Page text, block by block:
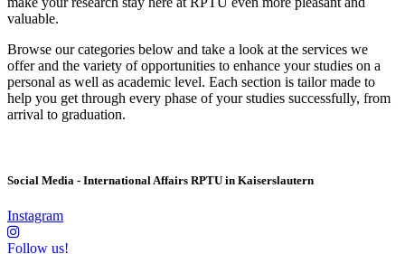
valuable.
Browse our categories below and take a look at the services we
offer and the variety of opportunities to enhance your studies on a
personal as well as academic level. Each section is tailor made to
help you get through every phase of your studies successfully, from
arrival to graduation.
Social Media - International Affairs RPTU in Kaiserslautern
Instagram
Follow us!